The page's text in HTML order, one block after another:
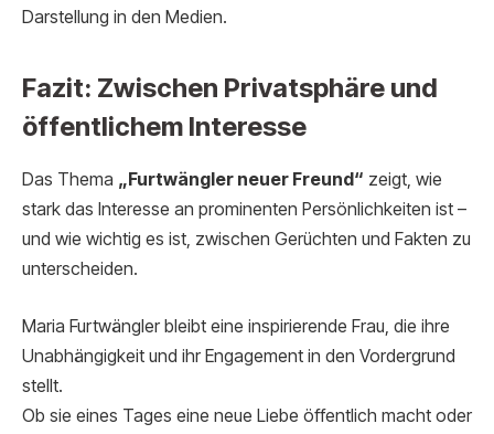
Darstellung in den Medien.
Fazit: Zwischen Privatsphäre und
öffentlichem Interesse
Das Thema „Furtwängler neuer Freund“ zeigt, wie
stark das Interesse an prominenten Persönlichkeiten ist –
und wie wichtig es ist, zwischen Gerüchten und Fakten zu
unterscheiden.
Maria Furtwängler bleibt eine inspirierende Frau, die ihre
Unabhängigkeit und ihr Engagement in den Vordergrund
stellt.
Ob sie eines Tages eine neue Liebe öffentlich macht oder